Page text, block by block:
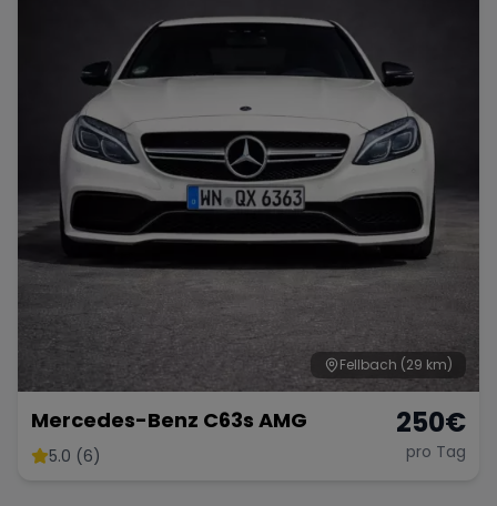
Fellbach (29 km)
Mercedes-Benz C63s AMG
5.0 (6)
250€
pro Tag